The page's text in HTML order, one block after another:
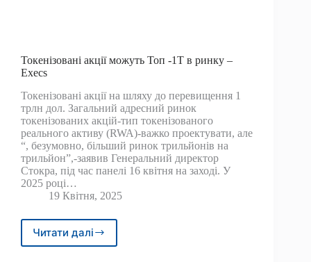
Токенізовані акції можуть Топ -1T в ринку –
Execs
Токенізовані акції на шляху до перевищення 1
трлн дол. Загальний адресний ринок
токенізованих акцій-тип токенізованого
реального активу (RWA)-важко проектувати, але
“, безумовно, більший ринок трильйонів на
трильйон”,-заявив Генеральний директор
Стокра, під час панелі 16 квітня на заході. У
2025 році…
19 Квітня, 2025
Читати даліТокенізовані
акції